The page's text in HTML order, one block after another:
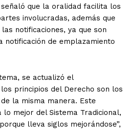
que la oralidad facilita los
involucradas, además que
notificaciones, ya que son
notificación de emplazamiento
se actualizó el
principios del Derecho son los
la misma manera. Este
lo mejor del Sistema Tradicional,
lleva siglos mejorándose”,